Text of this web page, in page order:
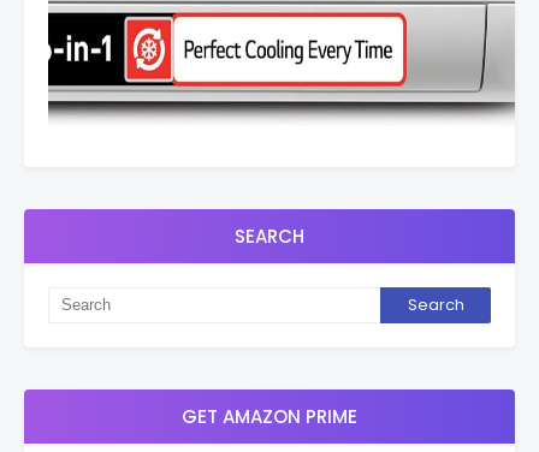
SEARCH
GET AMAZON PRIME